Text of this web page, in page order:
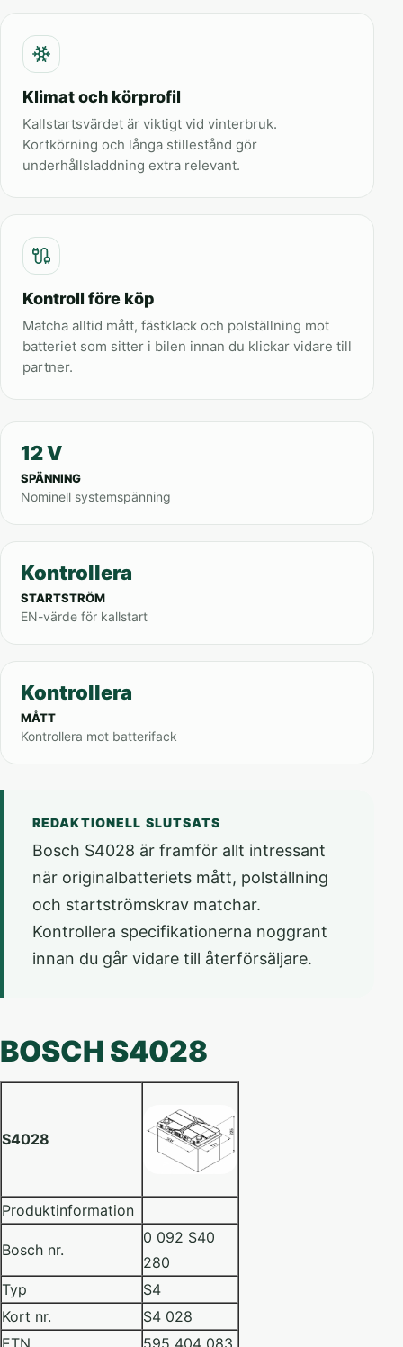
Klimat och körprofil
Kallstartsvärdet är viktigt vid vinterbruk.
Kortkörning och långa stillestånd gör
underhållsladdning extra relevant.
Kontroll före köp
Matcha alltid mått, fästklack och polställning mot
batteriet som sitter i bilen innan du klickar vidare till
partner.
12 V
SPÄNNING
Nominell systemspänning
Kontrollera
STARTSTRÖM
EN-värde för kallstart
Kontrollera
MÅTT
Kontrollera mot batterifack
REDAKTIONELL SLUTSATS
Bosch S4028 är framför allt intressant
när originalbatteriets mått, polställning
och startströmskrav matchar.
Kontrollera specifikationerna noggrant
innan du går vidare till återförsäljare.
BOSCH S4028
S4028
Produktinformation
Bosch nr.
0 092 S40
280
Typ
S4
Kort nr.
S4 028
ETN
595 404 083